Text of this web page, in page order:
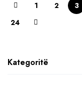
Kategoritë
1 2 3
24